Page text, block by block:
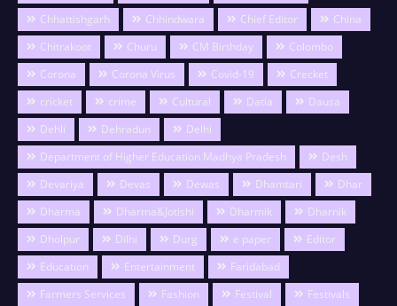
Chhattishgarh
Chhindwara Chief Editor
China
Chitrakoot
Churu CM Birthday
Colombo
Corona
Corona Virus Covid-19
Crecket
cricket
crime Cultural Datia
Dausa
Dehli
Dehradun
Delhi
Department of Higher Education Madhya Pradesh
Desh
Devariya
Devas Dewas Dhamtari
Dhar
Dharma
Dharma&Jotishi Dharmik
Dharnik
Dholpur
Dilhi Durg e paper
Editor
Education
Entertainment
Faridabad
Farmers Services
Fashion Festival
Festivals